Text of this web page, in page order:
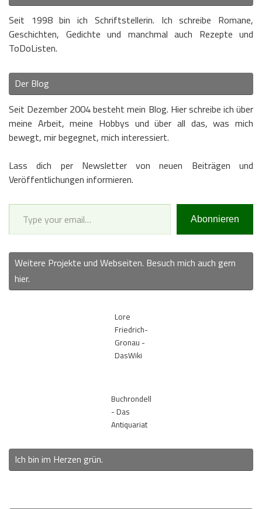
Seit 1998 bin ich Schriftstellerin. Ich schreibe Romane,
Geschichten, Gedichte und manchmal auch Rezepte und
ToDoListen.
Der Blog
Seit Dezember 2004 besteht mein Blog. Hier schreibe ich über
meine Arbeit, meine Hobbys und über all das, was mich
bewegt, mir begegnet, mich interessiert.
Lass dich per Newsletter von neuen Beiträgen und
Veröffentlichungen informieren.
Type your email…
Abonnieren
Weitere Projekte und Webseiten. Besuch mich auch gern
hier.
Lore
Friedrich-
Gronau -
DasWiki
Buchrondell
- Das
Antiquariat
Ich bin im Herzen grün.